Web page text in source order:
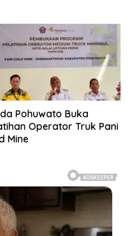
Pohuwato Buka
Operator Truk Pani
Mine